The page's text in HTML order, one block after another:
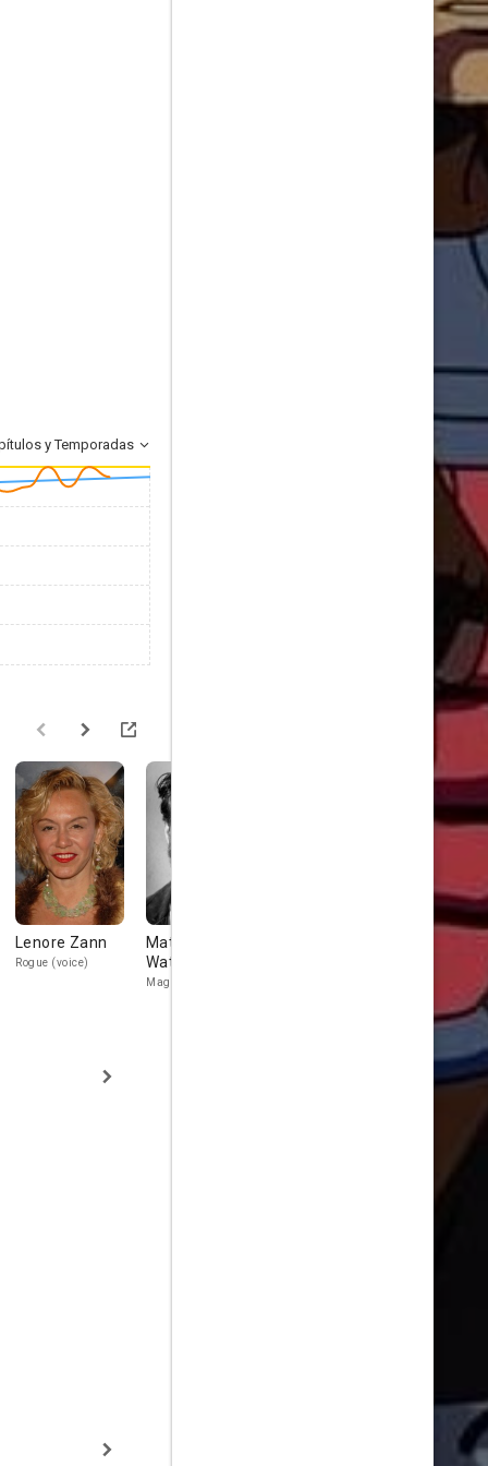
y Temporadas
Lenore Zann
Rogue (voice)
Matthew
Waterson
Magneto (voice)
J. P. Karliak